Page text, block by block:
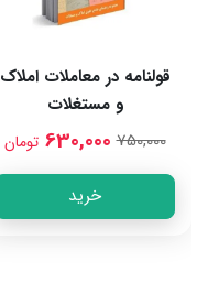
قولنامه در معاملات املاک
و مستغلات
750,000
630,000 تومان
خرید